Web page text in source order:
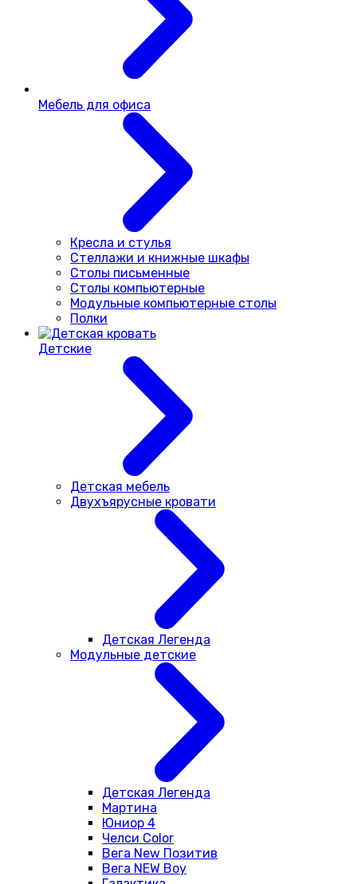
Мебель для офиса
Кресла и стулья
Стеллажи и книжные шкафы
Столы письменные
Столы компьютерные
Модульные компьютерные столы
Полки
Детские
Детская мебель
Двухъярусные кровати
Детская Легенда
Модульные детские
Детская Легенда
Мартина
Юниор 4
Челси Color
Вега New Позитив
Вега NEW Boy